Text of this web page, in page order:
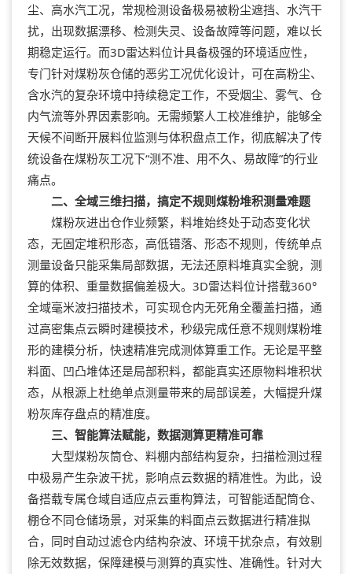
尘、高水汽工况，常规检测设备极易被粉尘遮挡、水汽干
扰，出现数据漂移、检测失灵、设备故障等问题，难以长
期稳定运行。而3D雷达料位计具备极强的环境适应性，
专门针对煤粉灰仓储的恶劣工况优化设计，可在高粉尘、
含水汽的复杂环境中持续稳定工作，不受烟尘、雾气、仓
内气流等外界因素影响。无需频繁人工校准维护，能够全
天候不间断开展料位监测与体积盘点工作，彻底解决了传
统设备在煤粉灰工况下“测不准、用不久、易故障”的行业
痛点。
二、全域三维扫描，搞定不规则煤粉堆积测量难题
煤粉灰进出仓作业频繁，料堆始终处于动态变化状
态，无固定堆积形态，高低错落、形态不规则，传统单点
测量设备只能采集局部数据，无法还原料堆真实全貌，测
算的体积、重量数据偏差极大。3D雷达料位计搭载360°
全域毫米波扫描技术，可实现仓内无死角全覆盖扫描，通
过高密集点云瞬时建模技术，秒级完成任意不规则煤粉堆
形的建模分析，快速精准完成测体算重工作。无论是平整
料面、凹凸堆体还是局部积料，都能真实还原物料堆积状
态，从根源上杜绝单点测量带来的局部误差，大幅提升煤
粉灰库存盘点的精准度。
三、智能算法赋能，数据测算更精准可靠
大型煤粉灰筒仓、料棚内部结构复杂，扫描检测过程
中极易产生杂波干扰，影响点云数据的精准性。为此，设
备搭载专属仓域自适应点云重构算法，可智能适配筒仓、
棚仓不同仓储场景，对采集的料面点云数据进行精准拟
合，同时自动过滤仓内结构杂波、环境干扰杂点，有效剔
除无效数据，保障建模与测算的真实性、准确性。针对大